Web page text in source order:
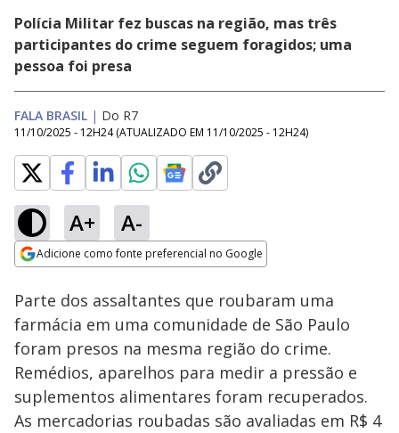
Polícia Militar fez buscas na região, mas três
participantes do crime seguem foragidos; uma
pessoa foi presa
FALA BRASIL | Do R7
11/10/2025 - 12H24 (ATUALIZADO EM 11/10/2025 - 12H24)
A+ A-
Adicione como fonte preferencial no Google
Ativar
Loaded
58.35%
Parte dos assaltantes que roubaram uma
farmácia em uma comunidade de São Paulo
foram presos na mesma região do crime.
Remédios, aparelhos para medir a pressão e
suplementos alimentares foram recuperados.
As mercadorias roubadas são avaliadas em R$ 4